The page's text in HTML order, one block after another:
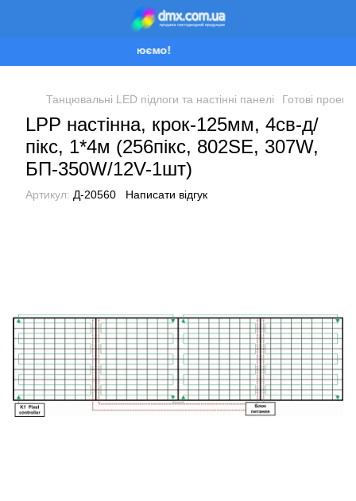
Ми працюємо!
Танцювальні LED підлоги та настінні панелі Готові
LPP настінна, крок-125мм, 4св-д/
пікс, 1*4м (256пікс, 802SE, 307W,
БП-350W/12V-1шт)
Артикул: Д-20560 Написати відгук